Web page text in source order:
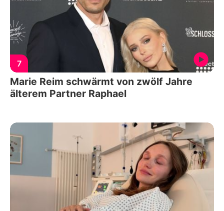
7
Marie Reim schwärmt von zwölf Jahre
älterem Partner Raphael